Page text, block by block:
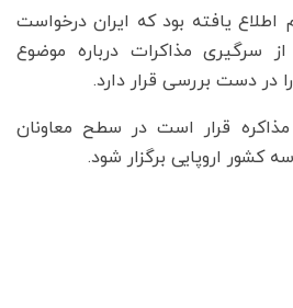
اطلاع یافته بود که ایران درخواست
سرگیری مذاکرات درباره موضوع
در دست بررسی قرار دارد.
قرار است در سطح معاونان
کشور اروپایی برگزار شود.